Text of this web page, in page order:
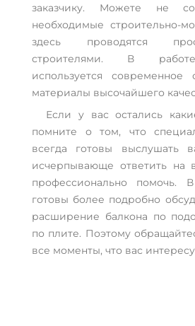
заказчику. Можете не
необходимые строительно-
здесь проводятся
строителями. В работе
используется современное
материалы высочайшего
Если у вас остались
помните о том, что
всегда готовы выслушать
исчерпывающе ответить
профессионально помочь.
готовы более подробно
расширение балкона по
по плите. Поэтому
все моменты, что вас